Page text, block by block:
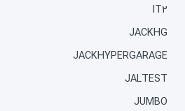
IT2
JACKHG
JACKHYPERGARAGE
JALTEST
JUMBO